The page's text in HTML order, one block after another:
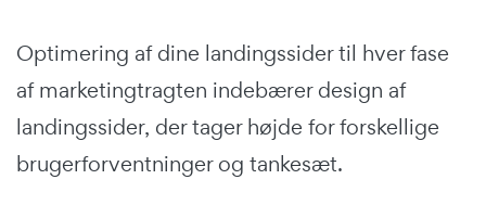
Optimering af dine landingssider til hver fase
af marketingtragten indebærer design af
landingssider, der tager højde for forskellige
brugerforventninger og tankesæt.